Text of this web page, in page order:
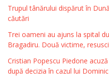
Trupul tânărului dispărut în
căutări
Trei oameni au ajuns la spital
Bragadiru. Două victime,
Cristian Popescu Piedone
după decizia în cazul lui